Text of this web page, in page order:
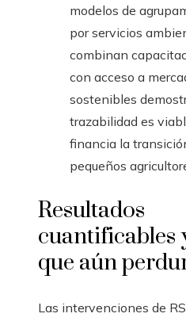
modelos de
por servicios
combinan
con acceso a
sostenibles
trazabilidad es
financia la
pequeños
Resultados
cuantificables
que aún
Las intervenciones de